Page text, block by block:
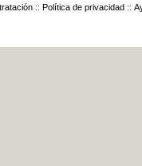
:: Política de privacidad ::